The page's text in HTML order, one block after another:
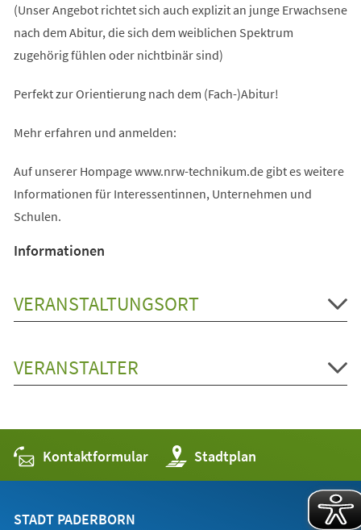
(Unser Angebot richtet sich auch explizit an junge Erwachsene
nach dem Abitur, die sich dem weiblichen Spektrum
zugehörig fühlen oder nichtbinär sind)
Perfekt zur Orientierung nach dem (Fach-)Abitur!
Mehr erfahren und anmelden:
Auf unserer Hompage www.nrw-technikum.de gibt es weitere
Informationen für Interessentinnen, Unternehmen und
Schulen.
Informationen
VERANSTALTUNGSORT
VERANSTALTER
Kontaktformular Stadtplan
(Öffnet
in
einem
STADT PADERBORN